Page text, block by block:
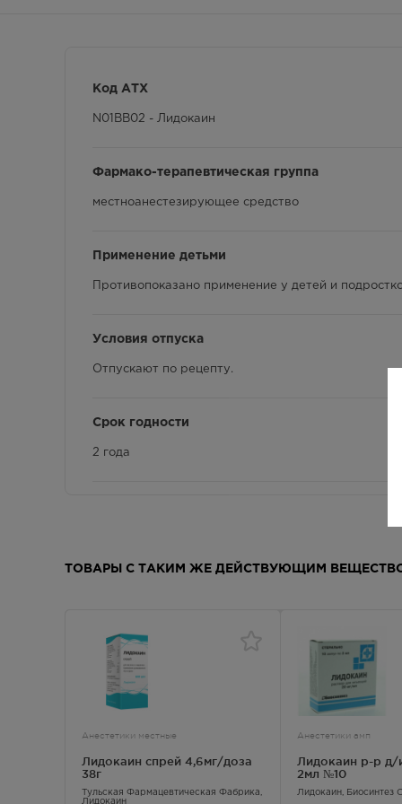
Код АТХ
N01BB02 - Лидокаин
Фармако-терапевтическая группа
местноанестезирующее средство
Применение детьми
Противопоказано применение у детей и
Условия отпуска
Отпускают по рецепту.
Срок годности
2 года
C осторожностью следует применять у
Купирование устойчивых пароксизмов
вмешательствах.
Профилактика повторной фибрилляции
желудочковой тахикардии (обычно в течение 12-
Желудочковые аритмии, обусловленные
Побочное действие
ТОВАРЫ С ТАКИМ ЖЕ ДЕЙСТВУЮЩИМ
Анестетики местные
Лидокаин спрей 4,6мг/доза
38г
Тульская Фармацевтическая Фабрика,
Лидокаин
Анестетики амп
Лидокаин р-р д/
2мл №10
Лидокаин , Биосинтез